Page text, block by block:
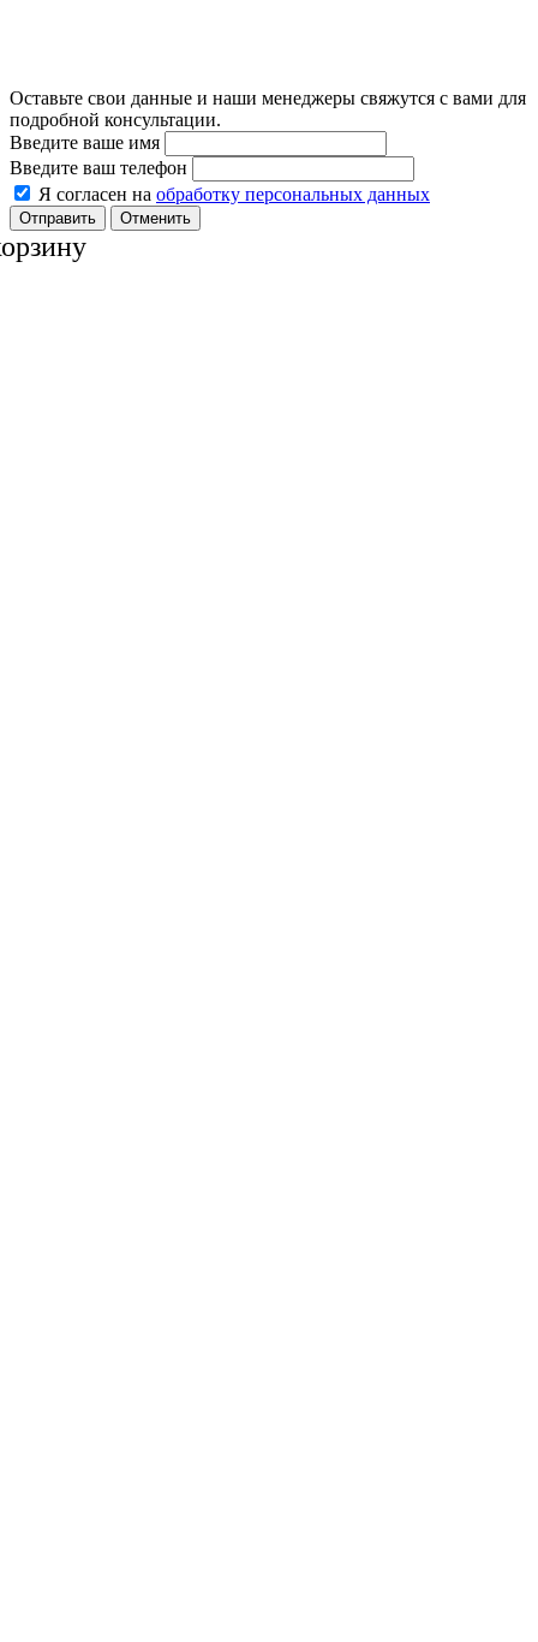
Оставьте свои данные и наши менеджеры свяжутся с вами для
подробной консультации.
Введите ваше имя
Введите ваш телефон
Я согласен на обработку персональных данных
Отменить